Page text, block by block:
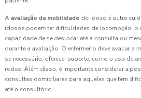
A avaliação da mobilidade do idoso é outro
idosos podem ter dificuldades de locomoção, o
capacidade de se deslocar até a consulta ou
durante a avaliação. O enfermeiro deve avaliar a
se necessário, oferecer suporte, como o uso de
rodas. Além disso, é importante considerar a
consultas domiciliares para aqueles que têm
até o consultório.